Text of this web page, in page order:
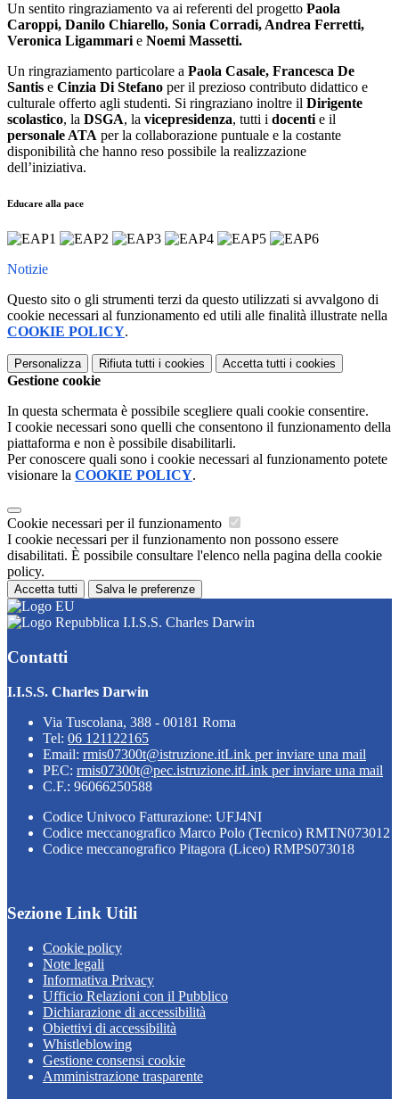
Un sentito ringraziamento va ai referenti del progetto Paola
Caroppi, Danilo Chiarello, Sonia Corradi, Andrea Ferretti,
Veronica Ligammari e Noemi Massetti.
Un ringraziamento particolare a Paola Casale, Francesca De
Santis e Cinzia Di Stefano per il prezioso contributo didattico e
culturale offerto agli studenti. Si ringraziano inoltre il Dirigente
scolastico, la DSGA, la vicepresidenza, tutti i docenti e il
personale ATA per la collaborazione puntuale e la costante
disponibilità che hanno reso possibile la realizzazione
dell’iniziativa.
Educare alla pace
Notizie
Questo sito o gli strumenti terzi da questo utilizzati si avvalgono di
cookie necessari al funzionamento ed utili alle finalità illustrate nella
COOKIE POLICY.
Personalizza Rifiuta tutti i cookies Accetta tutti i cookies
Gestione cookie
In questa schermata è possibile scegliere quali cookie consentire.
I cookie necessari sono quelli che consentono il funzionamento della
piattaforma e non è possibile disabilitarli.
Per conoscere quali sono i cookie necessari al funzionamento potete
visionare la COOKIE POLICY.
Cookie necessari per il funzionamento
I cookie necessari per il funzionamento non possono essere
disabilitati. È possibile consultare l'elenco nella pagina della cookie
policy.
Accetta tutti Salva le preferenze
I.I.S.S. Charles Darwin
Contatti
I.I.S.S. Charles Darwin
Via Tuscolana, 388 - 00181 Roma
Tel: 06 121122165
Email: rmis07300t@istruzione.itLink per inviare una mail
PEC: rmis07300t@pec.istruzione.itLink per inviare una mail
C.F.: 96066250588
Codice Univoco Fatturazione: UFJ4NI
Codice meccanografico Marco Polo (Tecnico) RMTN073012
Codice meccanografico Pitagora (Liceo) RMPS073018
Sezione Link Utili
Cookie policy
Note legali
Informativa Privacy
Ufficio Relazioni con il Pubblico
Dichiarazione di accessibilità
Obiettivi di accessibilità
Whistleblowing
Gestione consensi cookie
Amministrazione trasparente